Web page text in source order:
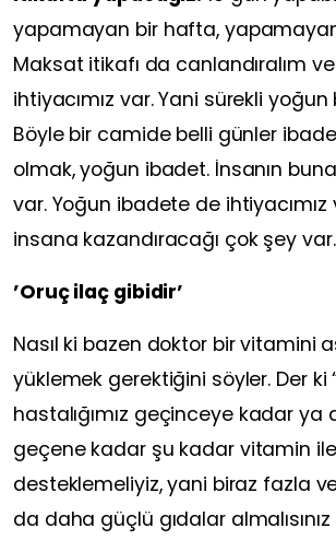
yapamayan bir hafta,
Maksat itikafı da canlandıralım
ihtiyacımız var. Yani sürekli
Böyle bir camide belli günler
olmak, yoğun ibadet. İnsanın
var. Yoğun ibadete de ihtiyacımız
insana kazandıracağı çok şey var.
’Oruç ilaç gibidir’
Nasıl ki bazen doktor bir vitamini
yüklemek gerektiğini söyler. Der ki
hastalığımız geçinceye kadar ya
geçene kadar şu kadar vitamin ile
desteklemeliyiz, yani biraz fazla
da daha güçlü gıdalar